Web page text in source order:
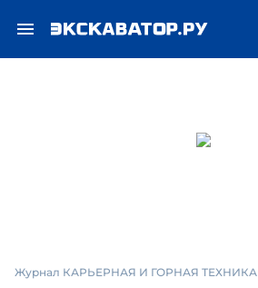
Журнал КАРЬЕРНАЯ И ГОРНАЯ ТЕХНИКА